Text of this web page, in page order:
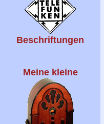
Beschriftungen
Meine kleine